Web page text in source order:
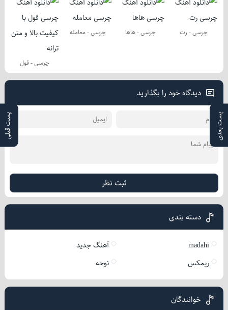
پست بعدی پست قبلی
چرسی - رت چرسی - هاها چرسی - معامله
چرسی - قول
دیدگاه خود را بگذارید
ثبت نظر
دسته بندی
madahi
آهنگ جدید
ریمکس
نوحه
خوانندگان